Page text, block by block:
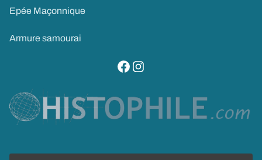
Epée Maçonnique
Armure samourai
visitez notre page facebook
suivez notre compte instagram